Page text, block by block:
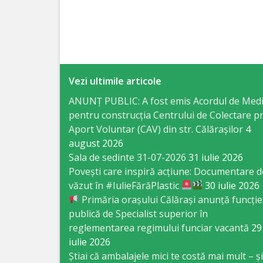
Construcţii,
Gospodărie
Comunală
Drumuri
Specialist
Problemele
Antreprenoriat,
Vezi ultimile articole
ANUNȚ PUBLIC: A fost emis Acordul de
pentru construcția Centrului de Colectare
Aport Voluntar (CAV) din str. Călărașilor 4
august 2026
Sala de sedinte 31-07-2026 31 iulie 2026
Povești care inspiră acțiune: Documentare
văzut în #IulieFărăPlastic
30 iulie 2026
Primăria orașului Călărași anunță funcție
publică de Specialist superior în
reglementarea regimului funciar vacantă 29
iulie 2026
Știai că ambalajele mici te costă mai mult – și